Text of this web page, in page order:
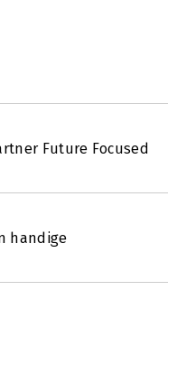
Future Focused
handige